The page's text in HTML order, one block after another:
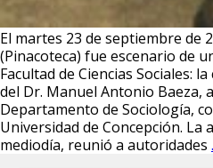
El martes 23 de septiembre de
(Pinacoteca) fue escenario de
Facultad de Ciencias Sociales:
del Dr. Manuel Antonio Baeza,
Departamento de Sociología,
Universidad de Concepción. La
mediodía, reunió a autoridades